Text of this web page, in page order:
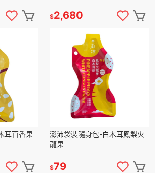
$2,680
耳百香果
澎沛袋裝隨身包-白木耳鳳梨火
龍果
$79